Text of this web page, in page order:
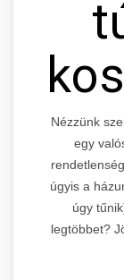
Nézzünk
egy
úgyis a
úgy
legtöbbet?